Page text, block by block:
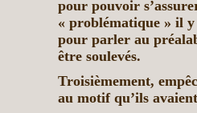
pour pouvoir
« problématique » il
pour parler au
être soulevés.
Troisièmement,
au motif qu’ils